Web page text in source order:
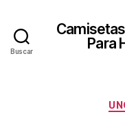
Buscar
Para